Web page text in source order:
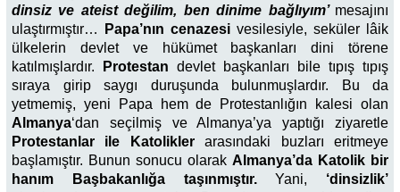
dinsiz ve ateist değilim, ben din­ime bağlıyım’ mesajını
ulaştırmıştır…
Papa’nın cenazesi vesi­lesiyle, seküler lâik
ülkelerin devlet ve hükümet başkanları dini törene
katılmışlardır.
Protestan devlet başkanları bile tıpış tı­pış
sıraya girip saygı duruşunda bulunmuşlardır. Bu da
yetmemiş, yeni Papa hem de Protestanlığın kalesi olan
Almanya‘dan seçilmiş ve Almanya’ya yaptığı ziyaretle
Protestanlar ile Katoliklerarasındaki buzları eritmeye
başlamıştır. Bunun sonucu olarak Alman­ya’da Katolik bir
hanım Başbakanlığa taşınmıştır.Yani, ‘dinsizlik’